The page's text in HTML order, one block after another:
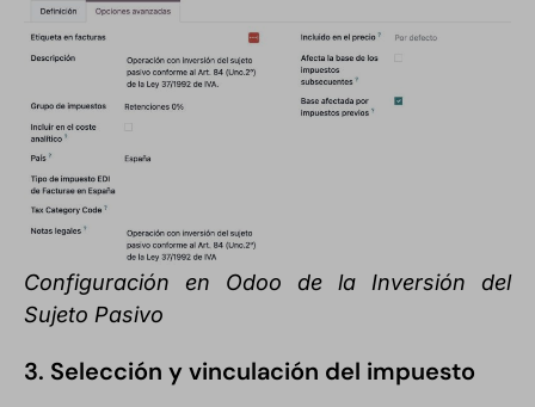
Configuración en Odoo de la Inversión del
Sujeto Pasivo
3. Selección y vinculación del impuesto